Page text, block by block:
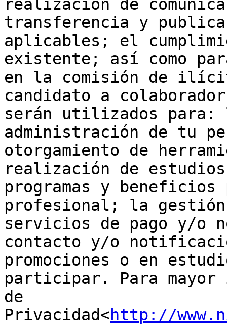
realización de
transferencia y
aplicables; el
existente; así como
en la comisión de
candidato a
serán utilizados para:
administración de tu
otorgamiento de
realización de
programas y
profesional; la
servicios de pago y/o
contacto y/o
promociones o en
participar. Para
de
Privacidad<http://